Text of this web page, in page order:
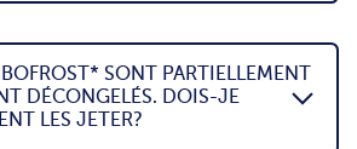
SONT PARTIELLEMENT
DÉCONGELÉS. DOIS-JE
LES JETER?